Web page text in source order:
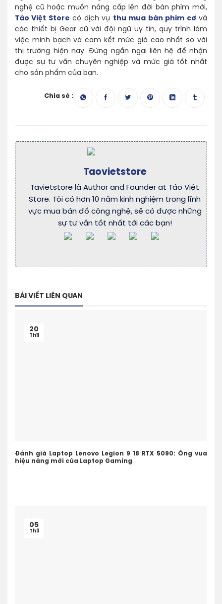
nghệ cũ hoặc muốn nâng cấp lên đời bàn phím mới,
Táo Việt Store có dịch vụ thu mua bàn phím cơvà
các thiết bị Gear cũ với đội ngũ uy tín, quy trình làm
việc minh bạch và cam kết mức giá cao nhất so với
thị trường hiện nay. Đừng ngần ngại liên hệ để nhận
được sự tư vấn chuyên nghiệp và mức giá tốt nhất
cho sản phẩm của bạn.
Chia sẻ :
Taovietstore
Tavietstore là Author and Founder at Táo Việt
Store. Tôi có hơn 10 năm kinh nghiệm trong lĩnh
vực mua bán đồ công nghệ, sẽ có được những
sự tư vấn tốt nhất tới các bạn!
BÀI VIẾT LIÊN QUAN
Đánh giá Laptop Lenovo Legion 9 18 RTX 5090: Ông vua
hiệu năng mới của Laptop Gaming
20
Th11
05
Th3